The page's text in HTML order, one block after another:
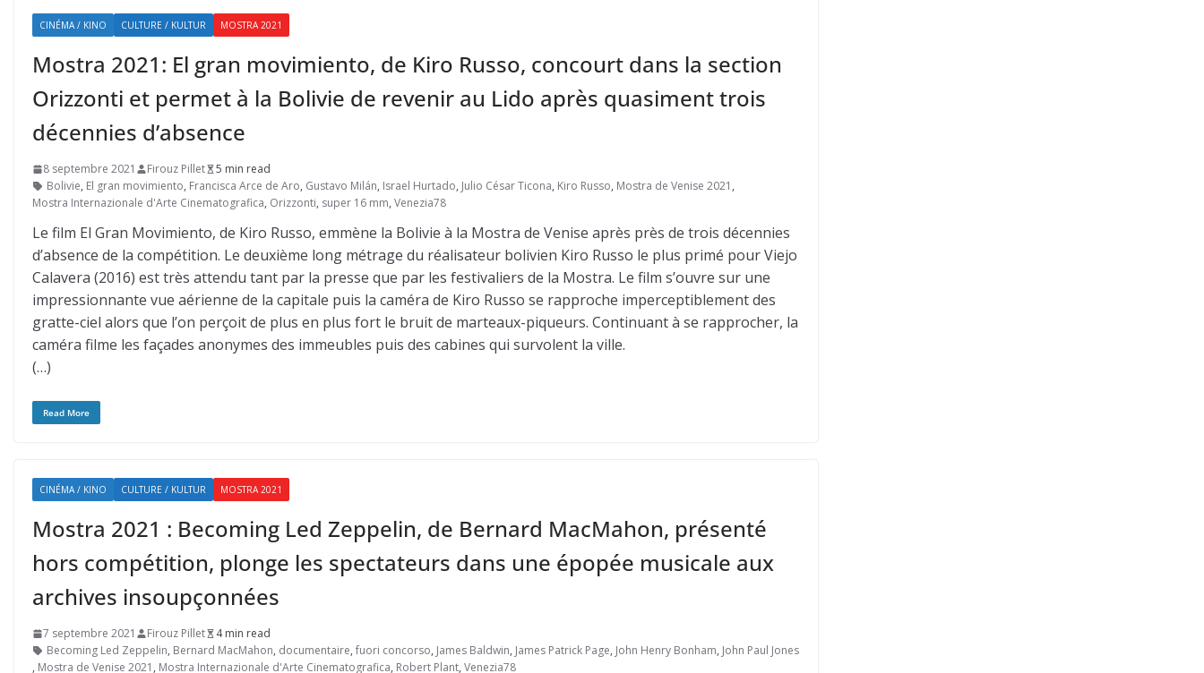
CINÉMA / KINO CULTURE / KULTUR MOSTRA 2021
Mostra 2021: El gran movimiento, de Kiro Russo, concourt dans la section
Orizzonti et permet à la Bolivie de revenir au Lido après quasiment trois
décennies d’absence
8 septembre 2021 Firouz Pillet
5 min read
Bolivie, El gran movimiento, Francisca Arce de Aro, Gustavo Milán, Israel Hurtado, Julio César Ticona, Kiro Russo, Mostra de Venise 2021 ,
Mostra Internazionale d'Arte Cinematografica, Orizzonti, super 16 mm, Venezia78
Le film El Gran Movimiento, de Kiro Russo, emmène la Bolivie à la Mostra de Venise après près de trois décennies
d’absence de la compétition. Le deuxième long métrage du réalisateur bolivien Kiro Russo le plus primé pour Viejo
Calavera (2016) est très attendu tant par la presse que par les festivaliers de la Mostra. Le film s’ouvre sur une
impressionnante vue aérienne de la capitale puis la caméra de Kiro Russo se rapproche imperceptiblement des
gratte-ciel alors que l’on perçoit de plus en plus fort le bruit de marteaux-piqueurs. Continuant à se rapprocher, la
caméra filme les façades anonymes des immeubles puis des cabines qui survolent la ville.
(…)
Read More
CINÉMA / KINO CULTURE / KULTUR MOSTRA 2021
Mostra 2021 : Becoming Led Zeppelin, de Bernard MacMahon, présenté
hors compétition, plonge les spectateurs dans une épopée musicale aux
archives insoupçonnées
7 septembre 2021 Firouz Pillet
4 min read
Becoming Led Zeppelin, Bernard MacMahon, documentaire, fuori concorso, James Baldwin, James Patrick Page, John Henry Bonham, John Paul Jones
, Mostra de Venise 2021 , Mostra Internazionale d'Arte Cinematografica, Robert Plant, Venezia78